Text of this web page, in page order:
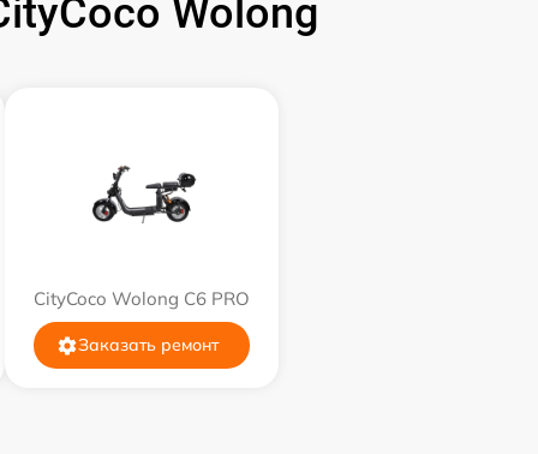
Wolong
CityCoco Wolong C6 PRO
Заказать ремонт